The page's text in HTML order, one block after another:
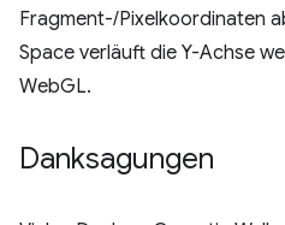
Fragment-/Pixelkoordinaten
Space verläuft die Y-Achse
WebGL.
Danksagungen